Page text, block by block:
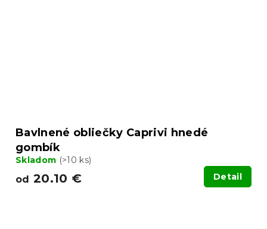
Bavlnené obliečky Caprivi hnedé
gombík
Skladom (>10 ks)
od 20.10 € Detail